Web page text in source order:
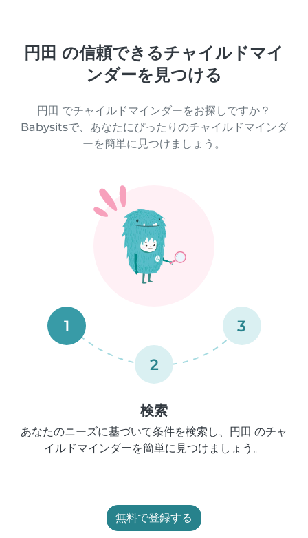
円田 の信頼できるチャイルドマイ
ンダーを見つける
円田 でチャイルドマインダーをお探しですか？
Babysitsで、あなたにぴったりのチャイルドマインダ
ーを簡単に見つけましょう。
1
2
3
検索
あなたのニーズに基づいて条件を検索し、円田 のチャ
イルドマインダーを簡単に見つけましょう。
無料で登録する